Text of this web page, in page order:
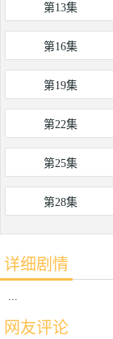
第13集
第16集
第19集
第22集
第25集
第28集
详细剧情
网友评论